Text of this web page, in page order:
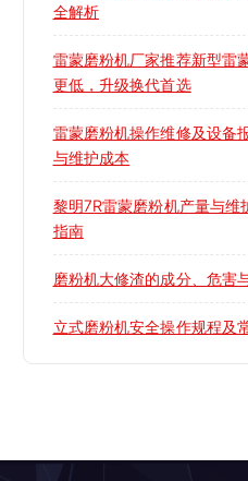
全解析
雷蒙磨粉机厂家推荐新型雷
更低，升级换代首选
雷蒙磨粉机操作维修及设备
与维护成本
黎明7R雷蒙磨粉机产量与
指南
磨粉机大修渣的成分、危害
立式磨粉机安全操作规程及